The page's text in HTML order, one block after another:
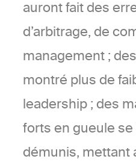
auront fait des
d’arbitrage, de
management ;
montré plus de
leadership ; des
forts en gueule
démunis, mettant